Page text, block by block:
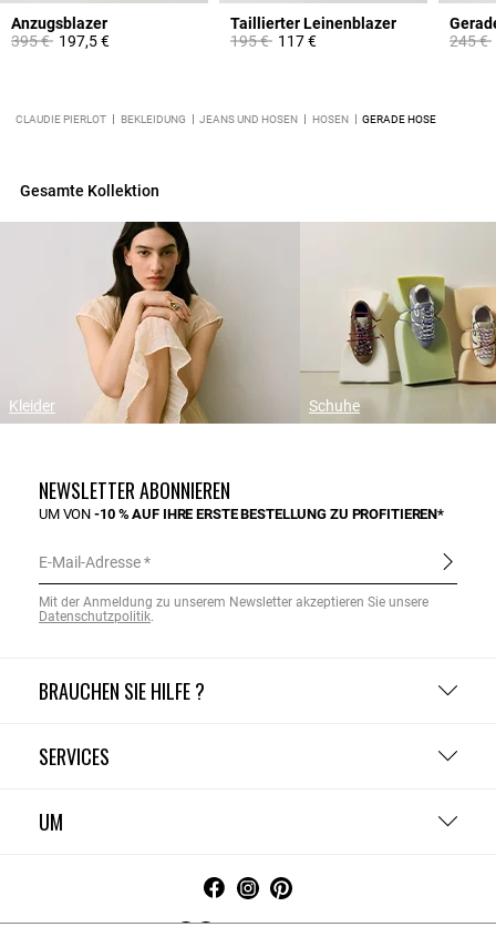
Anzugsblazer
Price reduced from
395 €to197,5 €
Taillierter Leinenblazer
Price reduced from
195 €to117 €
Price
245 €
CLAUDIE PIERLOT BEKLEIDUNG JEANS UND HOSEN HOSEN GERADE HOSE
Gesamte Kollektion
Kleider Schuhe
BRAUCHEN SIE HILFE ?
SERVICES
UM
NEWSLETTER ABONNIEREN
UM VON-10 % AUF IHRE ERSTE BESTELLUNG ZU PROFITIEREN*
E-Mail-Adresse
Mit der Anmeldung zu unserem Newsletter akzeptieren Sie unsere
Datenschutzpolitik.